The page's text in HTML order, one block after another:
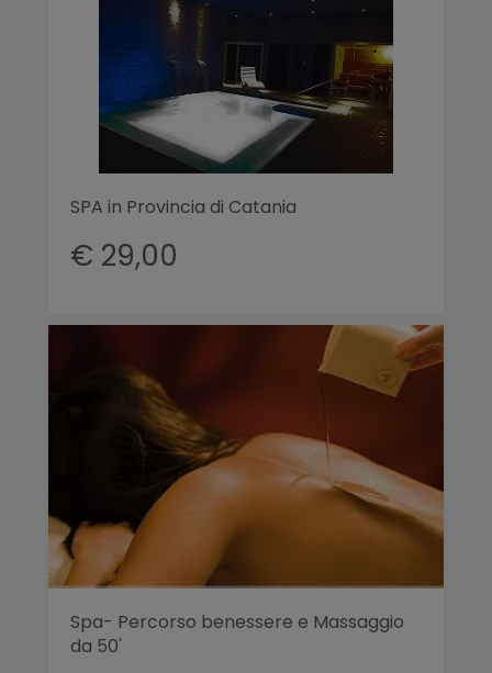
SPA in Provincia di Catania
€ 29,00
Spa- Percorso benessere e Massaggio
da 50'